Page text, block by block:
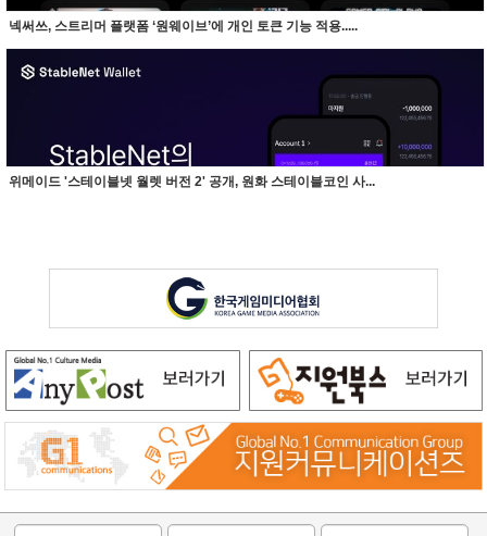
넥써쓰, 스트리머 플랫폼 ‘원웨이브’에 개인 토큰 기능 적용.....
위메이드 '스테이블넷 월렛 버전 2' 공개, 원화 스테이블코인 사...